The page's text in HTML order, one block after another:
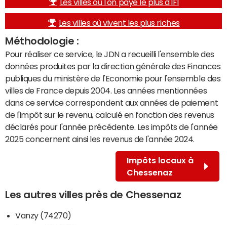
Les villes où l'on paye le plus d'IFI
Les villes où vivent les plus riches
Méthodologie :
Pour réaliser ce service, le JDN a recueilli l'ensemble des
données produites par la direction générale des Finances
publiques du ministère de l'Economie pour l'ensemble des
villes de France depuis 2004. Les années mentionnées
dans ce service correspondent aux années de paiement
de l'impôt sur le revenu, calculé en fonction des revenus
déclarés pour l'année précédente. Les impôts de l'année
2025 concernent ainsi les revenus de l'année 2024.
Impôts locaux à
Chessenaz
Les autres villes près de Chessenaz
Vanzy (74270)